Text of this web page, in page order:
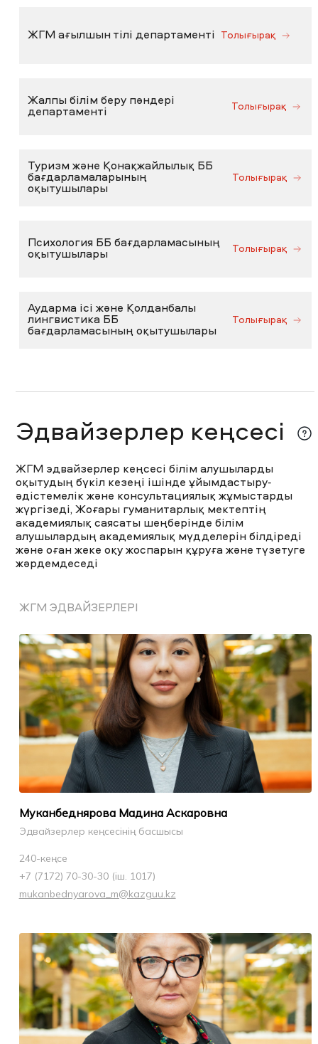
ЖГМ ағылшын тілі департаменті Толығырақ
Жалпы білім беру пәндері
департаменті
Толығырақ
Туризм және Қонақжайлылық ББ
бағдарламаларының
оқытушылары
Толығырақ
Психология ББ бағдарламасының
оқытушылары
Толығырақ
Аударма ісі және Қолданбалы
лингвистика ББ
бағдарламасының оқытушылары
Толығырақ
Эдвайзерлер кеңсесі
ЖГМ эдвайзерлер кеңсесі білім алушыларды
оқытудың бүкіл кезеңі ішінде ұйымдастыру-
әдістемелік және консультациялық жұмыстарды
жүргізеді, Жоғары гуманитарлық мектептің
академиялық саясаты шеңберінде білім
алушылардың академиялық мүдделерін білдіреді
және оған жеке оқу жоспарын құруға және түзетуге
жәрдемдеседі
ЖГМ ЭДВАЙЗЕРЛЕРІ
Муканбеднярова Мадина Аскаровна
Эдвайзерлер кеңсесінің басшысы
240-кеңсе
+7 (7172) 70-30-30 (іш. 1017)
mukanbednyarova_m@kazguu.kz